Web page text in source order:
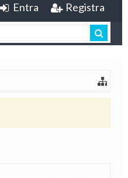
Entra Registra